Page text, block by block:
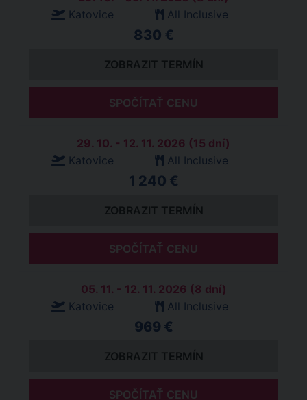
Katovice
All Inclusive
830 €
ZOBRAZIT TERMÍN
SPOČÍTAŤ CENU
29. 10. - 12. 11. 2026 (15 dní)
Katovice
All Inclusive
1 240 €
ZOBRAZIT TERMÍN
SPOČÍTAŤ CENU
05. 11. - 12. 11. 2026 (8 dní)
Katovice
All Inclusive
969 €
ZOBRAZIT TERMÍN
SPOČÍTAŤ CENU